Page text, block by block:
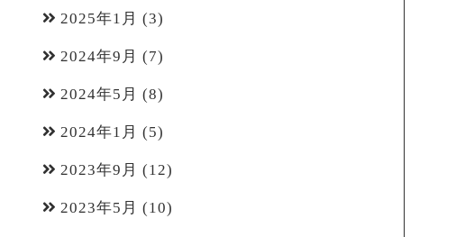
2025年1月 (3)
2024年9月 (7)
2024年5月 (8)
2024年1月 (5)
2023年9月 (12)
2023年5月 (10)